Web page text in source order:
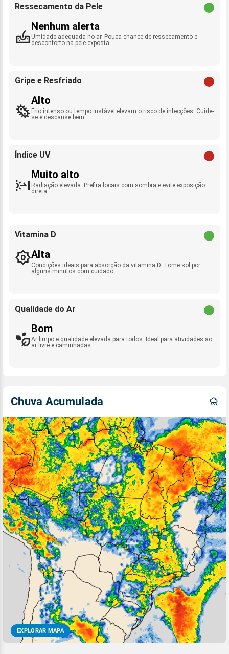
Ressecamento da Pele
Nenhum alerta
Umidade adequada no ar. Pouca chance de ressecamento e
desconforto na pele exposta.
Gripe e Resfriado
Alto
Frio intenso ou tempo instável elevam o risco de infecções. Cuide-
se e descanse bem.
Índice UV
Muito alto
Radiação elevada. Prefira locais com sombra e evite exposição
direta.
Vitamina D
Alta
Condições ideais para absorção da vitamina D. Tome sol por
alguns minutos com cuidado.
Qualidade do Ar
Bom
Ar limpo e qualidade elevada para todos. Ideal para atividades ao
ar livre e caminhadas.
Chuva Acumulada
EXPLORAR MAPA